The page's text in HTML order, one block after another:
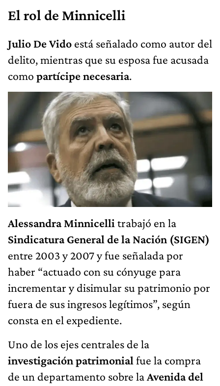
El rol de Minnicelli
Julio De Vido está señalado como autor del
delito, mientras que su esposa fue acusada
como partícipe necesaria.
Alessandra Minnicelli trabajó en la
Sindicatura General de la Nación (SIGEN)
entre 2003 y 2007 y fue señalada por
haber “actuado con su cónyuge para
incrementar y disimular su patrimonio por
fuera de sus ingresos legítimos”, según
consta en el expediente.
Uno de los ejes centrales de la
investigación patrimonial fue la compra
de un departamento sobre laAvenida del